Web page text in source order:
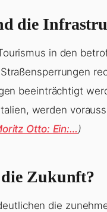
die
in den
beeinträchtigt
werden
Otto: Ein:… )
die Zukunft?
die